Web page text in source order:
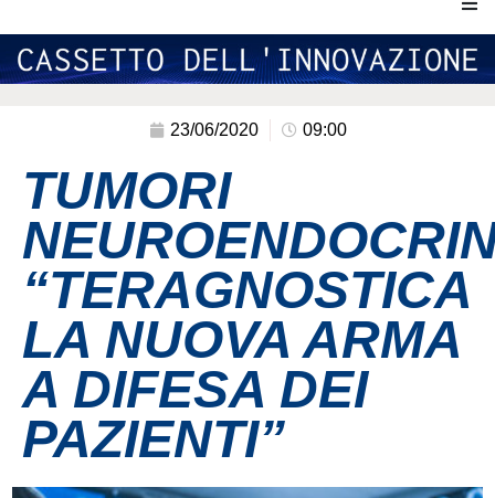
Home
Eventi
Archivio
Contatti
Grandi eventi
Ospedale Virtuale
23/06/2020 09:00
TUMORI
“TERAGNOSTICA
LA NUOVA ARMA
A DIFESA DEI
PAZIENTI”